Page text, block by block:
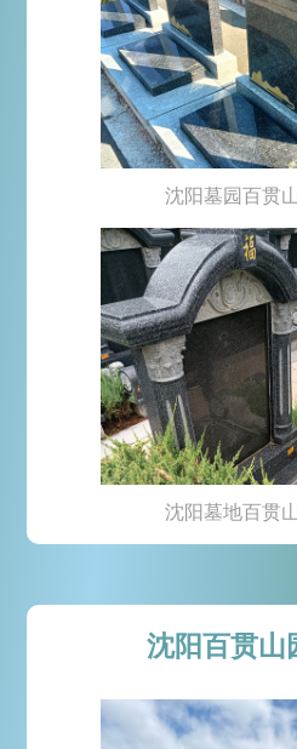
沈阳墓园百贯
沈阳墓地百贯
沈阳百贯山